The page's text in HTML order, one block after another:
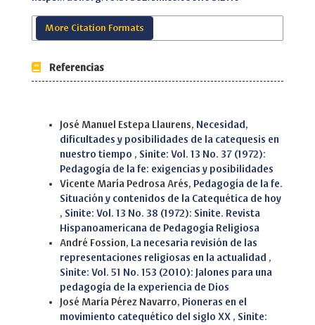
More Citation Formats
Referencias
José Manuel Estepa Llaurens, Necesidad,
dificultades y posibilidades de la catequesis en
nuestro tiempo , Sinite: Vol. 13 No. 37 (1972):
Pedagogía de la fe: exigencias y posibilidades
Vicente María Pedrosa Arés, Pedagogía de la fe.
Situación y contenidos de la Catequética de hoy
, Sinite: Vol. 13 No. 38 (1972): Sinite. Revista
Hispanoamericana de Pedagogía Religiosa
André Fossion, La necesaria revisión de las
representaciones religiosas en la actualidad ,
Sinite: Vol. 51 No. 153 (2010): Jalones para una
pedagogía de la experiencia de Dios
José María Pérez Navarro, Pioneras en el
movimiento catequético del siglo XX , Sinite: